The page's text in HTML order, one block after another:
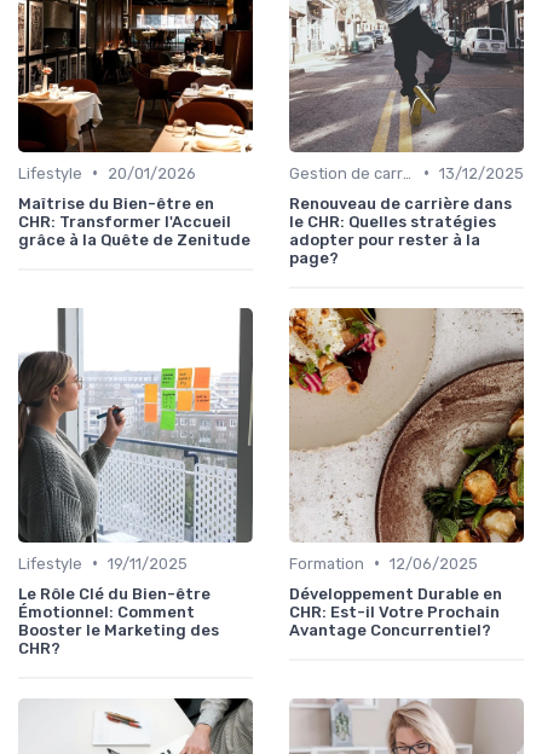
Lifestyle •
20/01/2026
Maîtrise du Bien-être en
CHR: Transformer l'Accueil
grâce à la Quête de Zenitude
• 13/12/2025
Renouveau de carrière dans
le CHR: Quelles stratégies
adopter pour rester à la
page?
Lifestyle • 19/11/2025
Le Rôle Clé du Bien-être
Émotionnel: Comment
Booster le Marketing des
CHR?
Formation • 12/06/2025
Développement Durable en
CHR: Est-il Votre Prochain
Avantage Concurrentiel?